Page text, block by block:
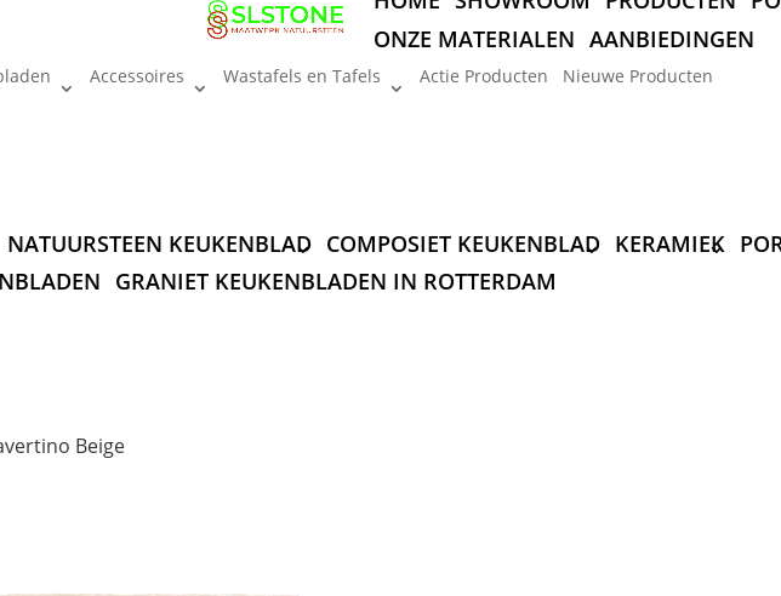
ONZE MATERIALEN AANBIEDINGEN
Accessoires Wastafels en Tafels Actie Producten Nieuwe Producten
NATUURSTEEN KEUKENBLAD COMPOSIET KEUKENBLAD KERAMIEK
GRANIET KEUKENBLADEN IN ROTTERDAM
Beige